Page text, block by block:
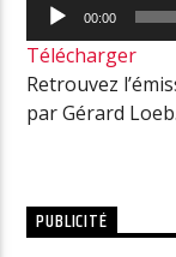
Lecteur
audio
00:00
Télécharger
Retrouvez
par Gérard Loeb.
PUBLICITÉ